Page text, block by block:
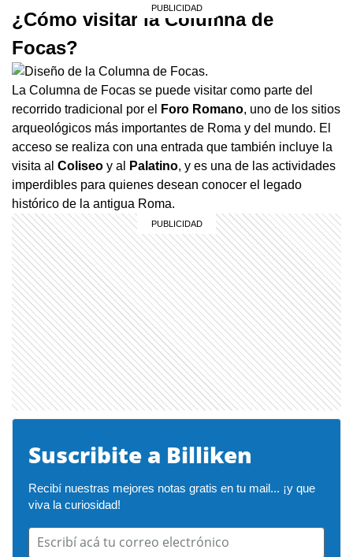
¿Cómo visitar la Columna de
Focas?
La Columna de Focas se puede visitar como parte del
recorrido tradicional por el
Foro Romano, uno de los sitios
arqueológicos más importantes de Roma y del mundo. El
acceso se realiza con una entrada que también incluye la
visita al Coliseo y al Palatino, y es una de las actividades
imperdibles para quienes desean conocer el legado
histórico de la antigua Roma.
Suscribite a Billiken
Recibí nuestras mejores notas gratis en tu mail... ¡y que
viva la curiosidad!
Escribí acá tu correo electrónico